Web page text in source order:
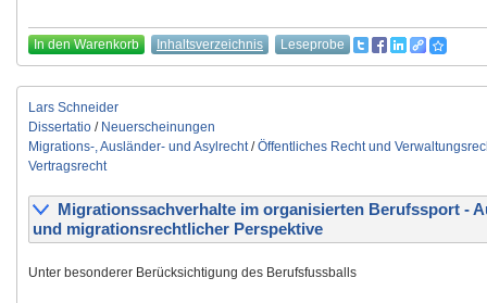
In den Warenkorb Inhaltsverzeichnis Leseprobe
Lars Schneider
Dissertatio / Neuerscheinungen
Migrations-, Ausländer- und Asylrecht/Öffentliches Recht und
Vertragsrecht
Migrationssachverhalte im organisierten Berufssport -
und migrationsrechtlicher Perspektive
Unter besonderer Berücksichtigung des Berufsfussballs